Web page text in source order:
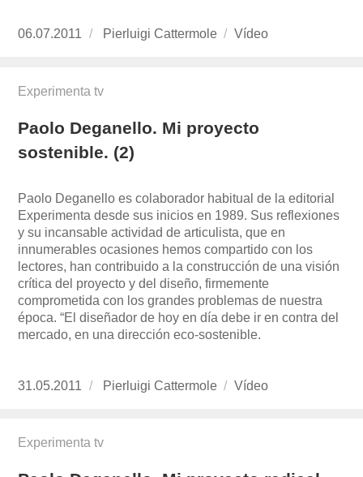
Publicado
06.07.2011
https://www.experimenta.es/author/pierluigi-
Pierluigi Cattermole Formato
Vídeo
Experimenta tv
Paolo Deganello. Mi proyecto
sostenible. (2)
Paolo Deganello es colaborador habitual de la editorial
Experimenta desde sus inicios en 1989. Sus reflexiones
y su incansable actividad de articulista, que en
innumerables ocasiones hemos compartido con los
lectores, han contribuido a la construcción de una visión
crítica del proyecto y del diseño, firmemente
comprometida con los grandes problemas de nuestra
época. “El diseñador de hoy en día debe ir en contra del
mercado, en una dirección eco-sostenible.
Publicado
31.05.2011
https://www.experimenta.es/author/pierluigi-
Pierluigi Cattermole Formato
Vídeo
Experimenta tv